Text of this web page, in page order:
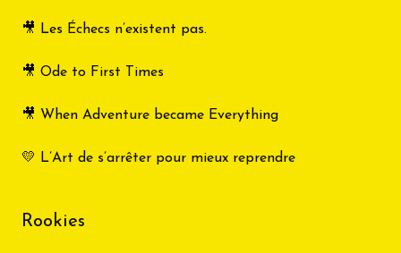
🎥 Les Échecs n’existent pas.
🎥 Ode to First Times
🎥 When Adventure became Everything
💛 L’Art de s’arrêter pour mieux reprendre
Rookies